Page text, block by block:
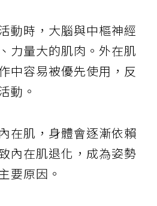
動時，大腦與中樞神經
力量大的肌肉。外在肌
中容易被優先使用，反
動。
在肌，身體會逐漸依賴
內在肌退化，成為姿勢
要原因。